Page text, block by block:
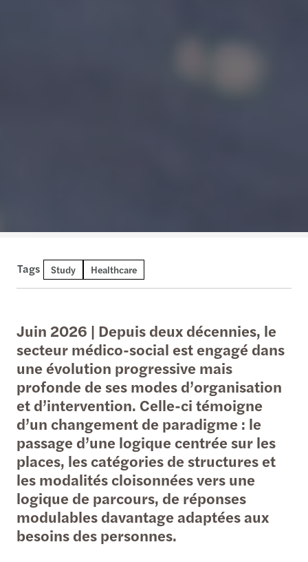
Tags Study Healthcare
Juin 2026 | Depuis deux décennies, le
secteur médico-social est engagé dans
une évolution progressive mais
profonde de ses modes d’organisation
et d’intervention. Celle-ci témoigne
d’un changement de paradigme : le
passage d’une logique centrée sur les
places, les catégories de structures et
les modalités cloisonnées vers une
logique de parcours, de réponses
modulables davantage adaptées aux
besoins des personnes.